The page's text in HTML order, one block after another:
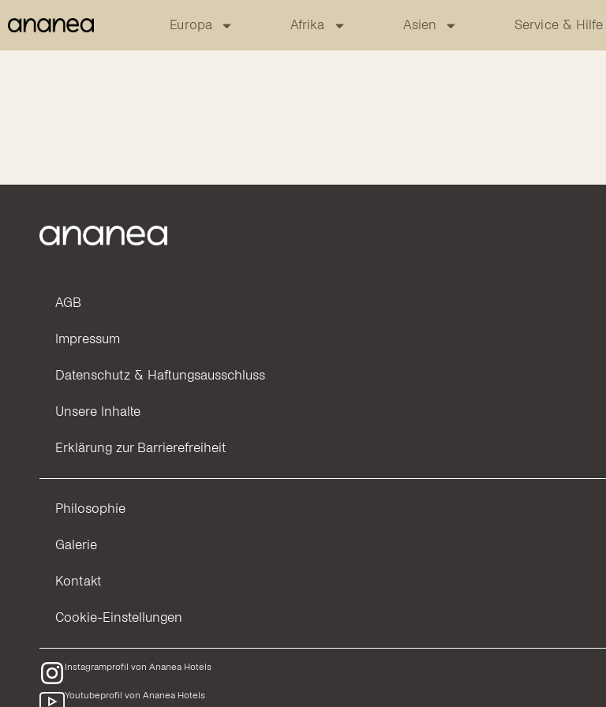
Europa Afrika Asien Service & Hilfe
AGB
Impressum
Datenschutz & Haftungsausschluss
Unsere Inhalte
Erklärung zur Barrierefreiheit
Philosophie
Galerie
Kontakt
Cookie-Einstellungen
Instagramprofil von Ananea Hotels
Youtubeprofil von Ananea Hotels